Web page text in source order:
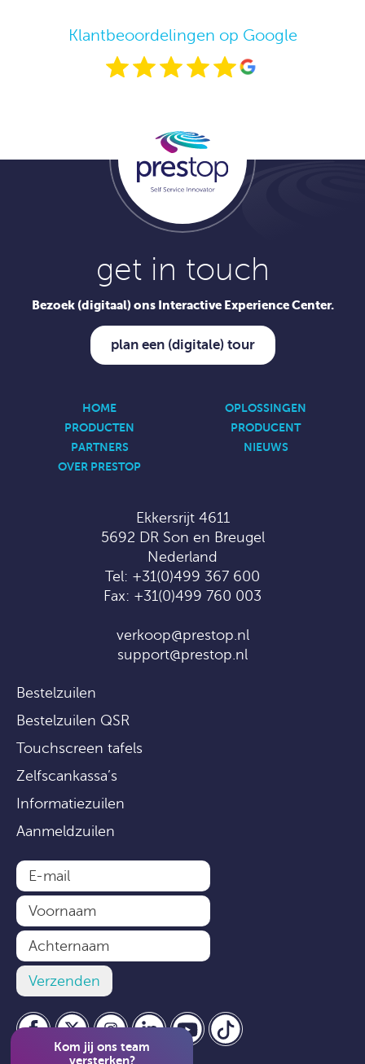
Kom jij ons team
versterken?
Klantbeoordelingen op Google
get in touch
Bezoek (digitaal) ons Interactive Experience Center.
plan een (digitale) tour
HOME
OPLOSSINGEN
PRODUCTEN
PRODUCENT
PARTNERS
NIEUWS
OVER PRESTOP
Ekkersrijt 4611
5692 DR Son en Breugel
Nederland
Tel: +31(0)499 367 600
Fax: +31(0)499 760 003
verkoop@prestop.nl
support@prestop.nl
Bestelzuilen
Bestelzuilen QSR
Touchscreen tafels
Zelfscankassa’s
Informatiezuilen
Aanmeldzuilen